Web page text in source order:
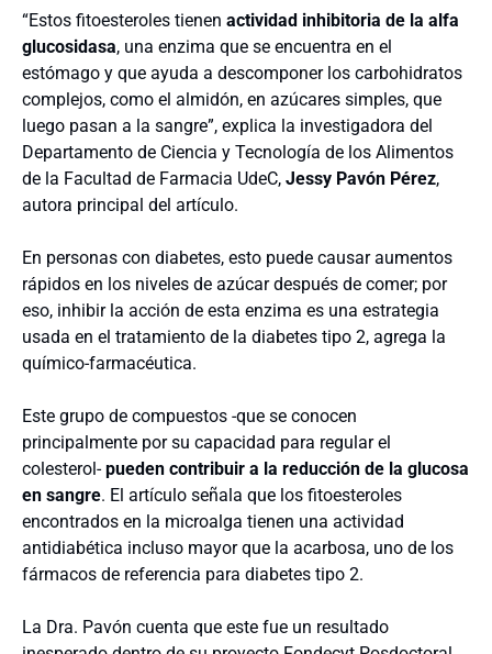
“Estos fitoesteroles tienen actividad inhibitoria de la alfa
glucosidasa, una enzima que se encuentra en el
estómago y que ayuda a descomponer los carbohidratos
complejos, como el almidón, en azúcares simples, que
luego pasan a la sangre”, explica la investigadora del
Departamento de Ciencia y Tecnología de los Alimentos
de la Facultad de Farmacia UdeC, Jessy Pavón Pérez,
autora principal del artículo.
En personas con diabetes, esto puede causar aumentos
rápidos en los niveles de azúcar después de comer; por
eso, inhibir la acción de esta enzima es una estrategia
usada en el tratamiento de la diabetes tipo 2, agrega la
químico-farmacéutica.
Este grupo de compuestos -que se conocen
principalmente por su capacidad para regular el
colesterol-pueden contribuir a la reducción de la glucosa
en sangre. El artículo señala que los fitoesteroles
encontrados en la microalga tienen una actividad
antidiabética incluso mayor que la acarbosa, uno de los
fármacos de referencia para diabetes tipo 2.
La Dra. Pavón cuenta que este fue un resultado